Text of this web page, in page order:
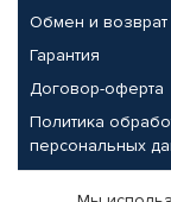
Обмен и возврат
Гарантия
Договор-оферта
Политика
персональных